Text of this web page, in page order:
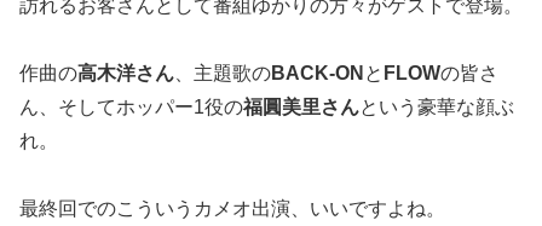
訪れるお客さんとして番組ゆかりの方々がゲストで登場。
作曲の高木洋さん 、主題歌のBACK-ON と FLOWの皆さ
ん、そしてホッパー1役の福圓美里さんという豪華な顔ぶ
れ。
最終回でのこういうカメオ出演、いいですよね。